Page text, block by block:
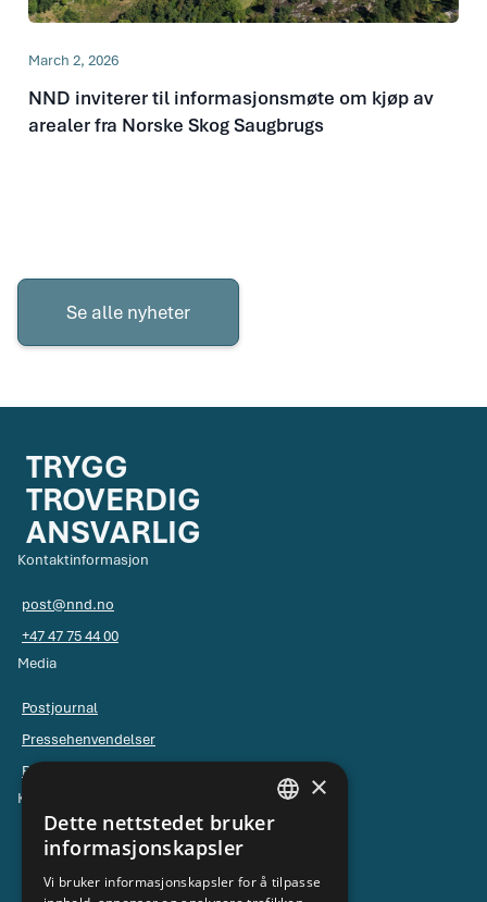
March 2, 2026
NND inviterer til informasjonsmøte om kjøp av
arealer fra Norske Skog Saugbrugs
Se alle nyheter
Se
TRYGG
TROVERDIG
ANSVARLIG
Kontaktinformasjon
post@nnd.no
+47 47 75 44 00
Media
Postjournal
Pressehenvendelser
Pressebilder
Kontakt NND
Ledelsen
Kontaktskjema for universell utforming
NORWEGIAN
×
Dette nettstedet bruker
informasjonskapsler
Vi bruker informasjonskapsler for å tilpasse